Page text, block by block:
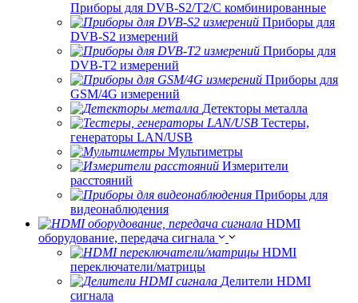
Приборы для DVB-S2/T2/C комбинированные
Приборы для
DVB-S2 измерений
Приборы для
DVB-T2 измерений
Приборы для
GSM/4G измерений
Детекторы металла
Тестеры,
генераторы LAN/USB
Мультиметры
Измерители
расстояний
Приборы для
видеонаблюдения
HDMI
оборудование, передача сигнала
HDMI
переключатели/матрицы
Делители HDMI
сигнала